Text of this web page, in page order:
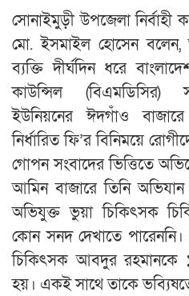
সোনাইমুড়ী উপজেলা নির্বাহী
মো. ইসমাইল হোসেন
ব্যক্তি দীর্ঘদিন ধরে
কাউন্সিল (বিএমডিসির)
ইউনিয়নের ঈদগাঁও
নির্ধারিত ফি’র বিনিময়ে
গোপন সংবাদের ভিত্তিতে
আমিন বাজারে তিনি
অভিযুক্ত ভুয়া চিকিৎসক
কোন সনদ দেখাতে পারেননি।
চিকিৎসক আবদুর রহমানকে
হয়। একই সাথে তাকে